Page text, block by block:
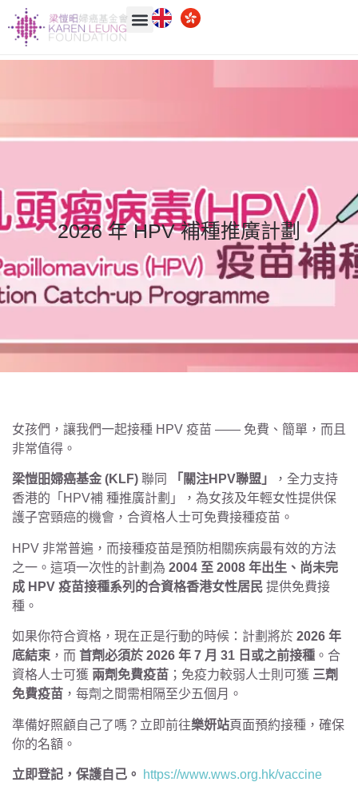
2026 年 HPV 補種推廣計劃
女孩們，讓我們一起接種 HPV 疫苗 —— 免費、簡單，而且
非常值得。
梁愷昍婦癌基金 (KLF) 聯同 「關注HPV聯盟」
，全力支持
香港的「HPV補 種推廣計劃」，為女孩及年輕女性提供保
護子宮頸癌的機會，合資格人士可免費接種疫苗。
HPV 非常普遍，而接種疫苗是預防相關疾病最有效的方法
之一。這項一次性的計劃為 2004 至 2008 年出生、尚未完
成 HPV 疫苗接種系列的合資格香港女性居民 提供免費接
種。
如果你符合資格，現在正是行動的時候：計劃將於 2026 年
底結束 ，而 首劑必須於 2026 年 7 月 31 日或之前接種 。合
資格人士可獲 兩劑免費疫苗 ；免疫力較弱人士則可獲 三劑
免費疫苗 ，每劑之間需相隔至少五個月。
準備好照顧自己了嗎？立即前往樂妍站頁面預約接種，確保
你的名額。
立即登記，保護自己。 https://www.wws.org.hk/vaccine